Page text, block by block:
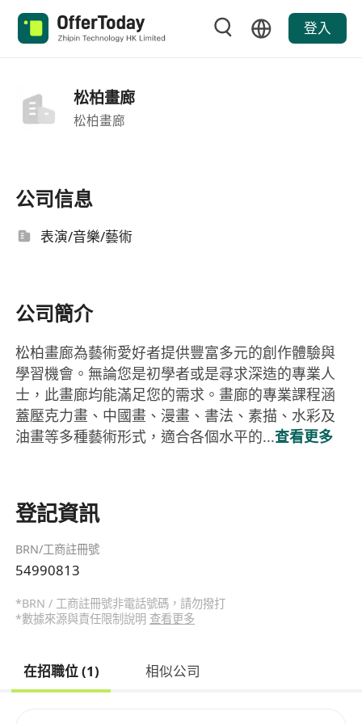
登入
松柏畫廊
松柏畫廊
公司信息
表演/音樂/藝術
公司簡介
松柏畫廊為藝術愛好者提供豐富多元的創作體驗與
學習機會。無論您是初學者或是尋求深造的專業人
士，此畫廊均能滿足您的需求。畫廊的專業課程涵
蓋壓克力畫、中國畫、漫畫、書法、素描、水彩及
油畫等多種藝術形式，適合各個水平的...查看更多
登記資訊
BRN/工商註冊號
54990813
*BRN / 工商註冊號非電話號碼，請勿撥打
*數據來源與責任限制說明 查看更多
在招職位 (1) 相似公司